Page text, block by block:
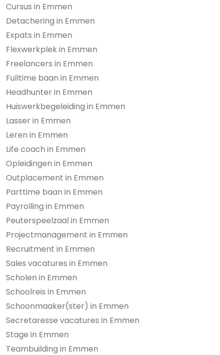
Cursus in Emmen
Detachering in Emmen
Expats in Emmen
Flexwerkplek in Emmen
Freelancers in Emmen
Fulltime baan in Emmen
Headhunter in Emmen
Huiswerkbegeleiding in Emmen
Lasser in Emmen
Leren in Emmen
Life coach in Emmen
Opleidingen in Emmen
Outplacement in Emmen
Parttime baan in Emmen
Payrolling in Emmen
Peuterspeelzaal in Emmen
Projectmanagement in Emmen
Recruitment in Emmen
Sales vacatures in Emmen
Scholen in Emmen
Schoolreis in Emmen
Schoonmaaker(ster) in Emmen
Secretaresse vacatures in Emmen
Stage in Emmen
Teambuilding in Emmen